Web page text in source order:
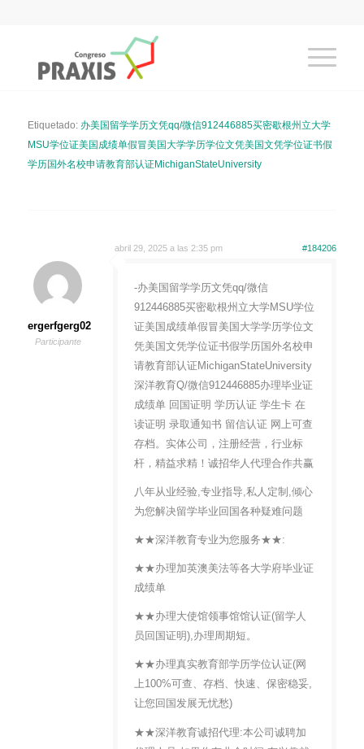
Etiquetado: 办美国留学学历文凭qq/微信912446885买密歇根州立大学
MSU学位证美国成绩单假冒美国大学学历学位文凭美国文凭学位证书假
学历国外名校申请教育部认证MichiganStateUniversity
abril 29, 2025 a las 2:35 pm #184206
ergerfgerg02
Participante
-办美国留学学历文凭qq/微信
912446885买密歇根州立大学MSU学位
证美国成绩单假冒美国大学学历学位文
凭美国文凭学位证书假学历国外名校申
请教育部认证MichiganStateUniversity
深洋教育Q/微信912446885办理毕业证
成绩单 回国证明 学历认证 学生卡 在
读证明 录取通知书 留信认证 网上可查
存档。实体公司，注册经营，行业标
杆，精益求精！诚招华人代理合作共赢
八年从业经验,专业指导,私人定制,倾心
为您解决留学毕业回国各种疑难问题
★★深洋教育专业为您服务★★:
★★办理加英澳美法等各大学府毕业证
成绩单
★★办理大使馆领事馆馆认证(留学人
员回国证明),办理周期短。
★★办理真实教育部学历学位认证(网
上100%可查、存档、快速、保密稳妥,
让您回国发展无忧愁)
★★深洋教育诚招代理:本公司诚聘加